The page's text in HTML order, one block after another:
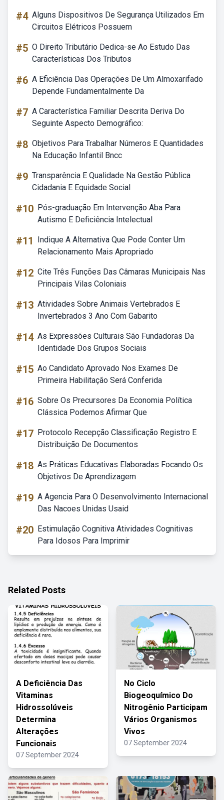
#4 Alguns Dispositivos De Segurança Utilizados Em
Circuitos Elétricos Possuem
#5 O Direito Tributário Dedica-se Ao Estudo Das
Características Dos Tributos
#6 A Eficiência Das Operações De Um Almoxarifado
Depende Fundamentalmente Da
#7 A Característica Familiar Descrita Deriva Do
Seguinte Aspecto Demográfico:
#8 Objetivos Para Trabalhar Números E Quantidades
Na Educação Infantil Bncc
#9 Transparência E Qualidade Na Gestão Pública
Cidadania E Equidade Social
#10 Pós-graduação Em Intervenção Aba Para
Autismo E Deficiência Intelectual
#11
Indique A Alternativa Que Pode Conter Um
Relacionamento Mais Apropriado
#12 Cite Três Funções Das Câmaras Municipais Nas
Principais Vilas Coloniais
#13 Atividades Sobre Animais Vertebrados E
Invertebrados 3 Ano Com Gabarito
#14 As Expressões Culturais São Fundadoras Da
Identidade Dos Grupos Sociais
#15 Ao Candidato Aprovado Nos Exames De
Primeira Habilitação Será Conferida
#16 Sobre Os Precursores Da Economia Política
Clássica Podemos Afirmar Que
#17 Protocolo Recepção Classificação Registro E
Distribuição De Documentos
#18 As Práticas Educativas Elaboradas Focando Os
Objetivos De Aprendizagem
#19 A Agencia Para O Desenvolvimento Internacional
Das Nacoes Unidas Usaid
#20 Estimulação Cognitiva Atividades Cognitivas
Para Idosos Para Imprimir
Related Posts
A Deficiência Das
Vitaminas
Hidrossolúveis
Determina
Alterações
Funcionais
07 September 2024
No Ciclo
Biogeoquímico Do
Nitrogênio Participam
Vários Organismos
Vivos
07 September 2024